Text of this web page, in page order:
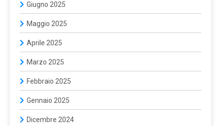
Giugno 2025
Maggio 2025
Aprile 2025
Marzo 2025
Febbraio 2025
Gennaio 2025
Dicembre 2024